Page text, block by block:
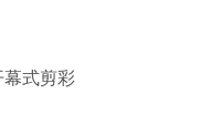
式剪彩